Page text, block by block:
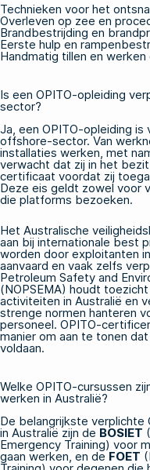
Technieken voor het
Overleven op zee en
Brandbestrijding en
Eerste hulp en
Handmatig tillen en
Is een OPITO-opleiding
sector?
Ja, een OPITO-opleiding
offshore-sector. Van
installaties werken, met
verwacht dat zij in het
certificaat voordat zij
Deze eis geldt zowel voor
die platforms bezoeken.
Het Australische
aan bij internationale best
worden door exploitanten
aanvaard en vaak zelfs
Petroleum Safety and
(NOPSEMA) houdt
activiteiten in Australië en
strenge normen hanteren
personeel. OPITO-
manier om aan te tonen
voldaan.
Welke OPITO-cursussen
werken in Australië?
De belangrijkste
in Australië zijn de BOSIET
Emergency Training) voor
gaan werken, en de FOET